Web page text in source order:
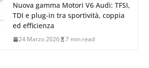
Nuova gamma Motori V6 Audi: TFSI,
TDI e plug-in tra sportività, coppia
ed efficienza
24 Marzo 2026 7 min read